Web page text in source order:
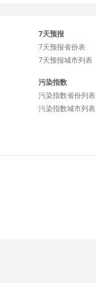
7天预报
7天预报省份表
7天预报城市列表
污染指数
污染指数省份列表
污染指数城市列表